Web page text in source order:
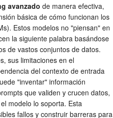
avanzado de manera efectiva,
básica de cómo funcionan los
Estos modelos no "piensan" en
la siguiente palabra basándose
de vastos conjuntos de datos.
sus limitaciones en el
del contexto de entrada
"inventar" información
que validen y crucen datos,
modelo lo soporta. Esta
fallos y construir barreras para